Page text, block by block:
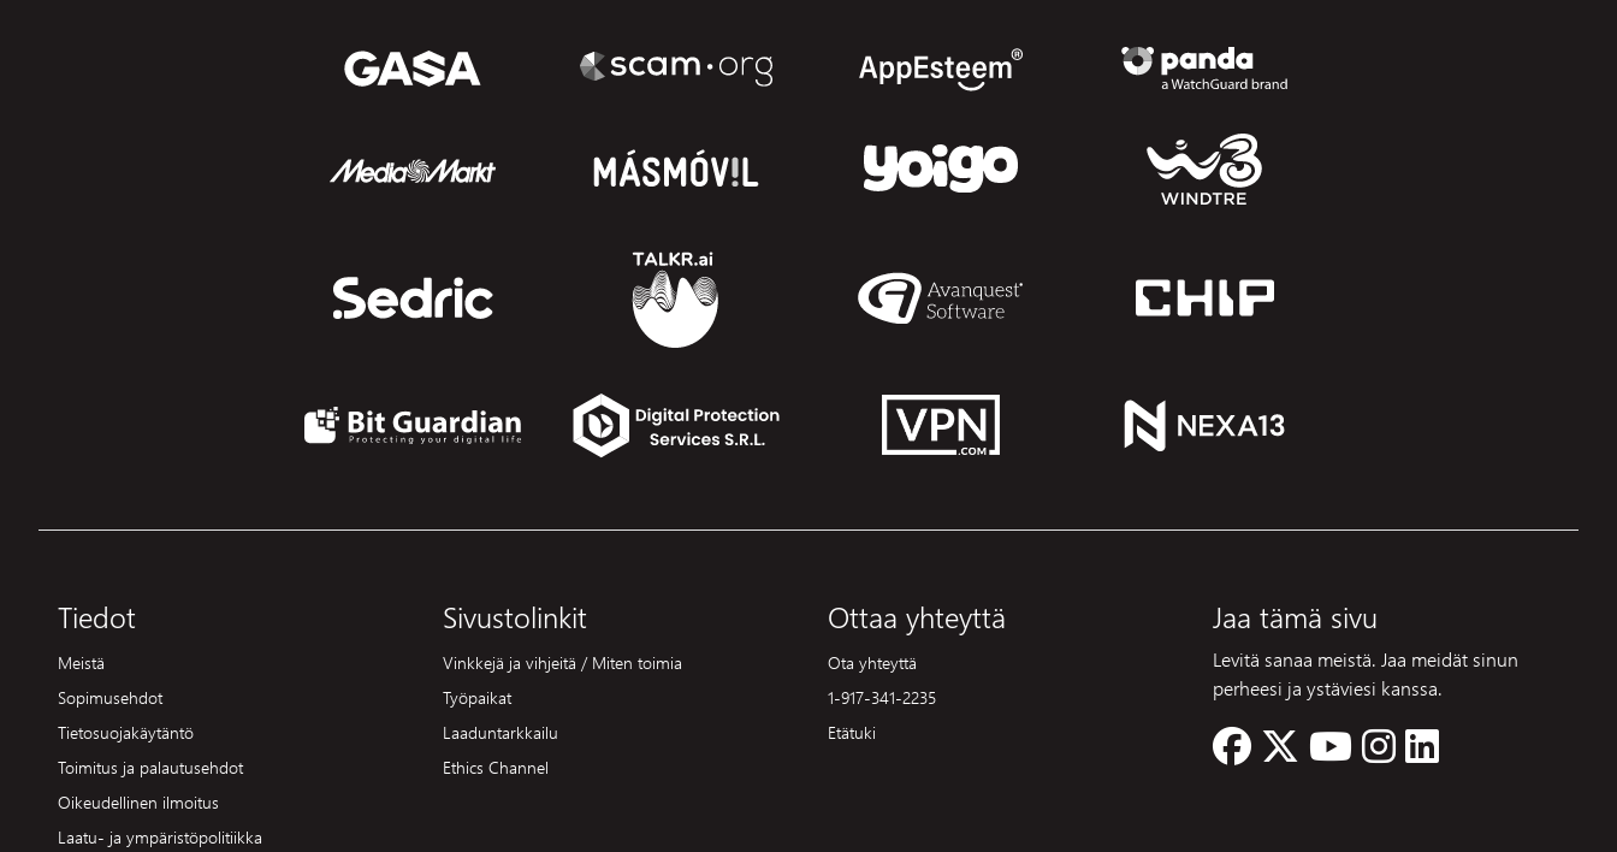
Tiedot
Meistä
Sopimusehdot
Tietosuojakäytäntö
Toimitus ja palautusehdot
Oikeudellinen ilmoitus
Laatu- ja ympäristöpolitiikka
Sivustolinkit
Vinkkejä ja vihjeitä / Miten toimia
Työpaikat
Laaduntarkkailu
Ethics Channel
Ottaa yhteyttä
Ota yhteyttä
1-917-341-2235
Etätuki
Jaa tämä sivu
Levitä sanaa meistä. Jaa meidät sinun
perheesi ja ystäviesi kanssa.